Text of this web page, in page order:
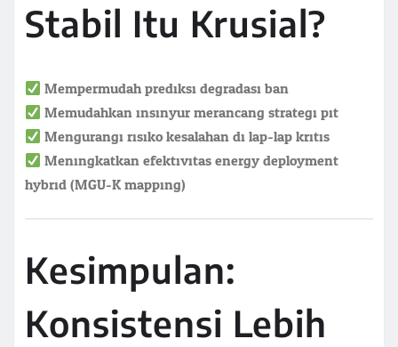
Stabil Itu Krusial?
Mempermudah prediksi degradasi ban
Memudahkan insinyur merancang strategi pit
Mengurangi risiko kesalahan di lap-lap kritis
Meningkatkan efektivitas energy deployment
hybrid (MGU-K mapping)
Kesimpulan:
Konsistensi Lebih